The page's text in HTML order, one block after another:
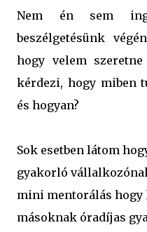
Nem én sem
beszélgetésünk
hogy velem
kérdezi, hogy miben
és hogyan?
Sok esetben látom
gyakorló
mini mentorálás hogy
másoknak óradíjas